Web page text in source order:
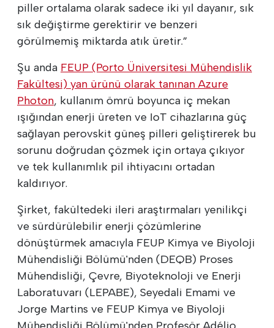
piller ortalama olarak sadece iki yıl dayanır, sık
sık değiştirme gerektirir ve benzeri
görülmemiş miktarda atık üretir.”
Şu anda FEUP (Porto Üniversitesi Mühendislik
Fakültesi) yan ürünü olarak tanınanAzure
Photon, kullanım ömrü boyunca iç mekan
ışığından enerji üreten ve IoT cihazlarına güç
sağlayan perovskit güneş pilleri geliştirerek bu
sorunu doğrudan çözmek için ortaya çıkıyor
ve tek kullanımlık pil ihtiyacını ortadan
kaldırıyor.
Şirket, fakültedeki ileri araştırmaları yenilikçi
ve sürdürülebilir enerji çözümlerine
dönüştürmek amacıyla FEUP Kimya ve Biyoloji
Mühendisliği Bölümü'nden (DEQB) Proses
Mühendisliği, Çevre, Biyoteknoloji ve Enerji
Laboratuvarı (LEPABE), Seyedali Emami ve
Jorge Martins ve FEUP Kimya ve Biyoloji